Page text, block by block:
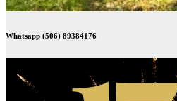
Whatsapp (506) 89384176